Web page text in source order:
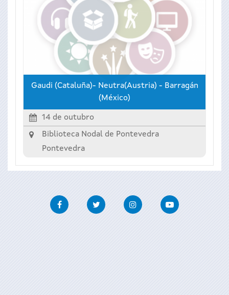
Gaudi (Cataluña)- Neutra(Austria) - Barragán
(México)
14 de outubro
Biblioteca Nodal de Pontevedra
Pontevedra
FacebookTwitter InstagramYoutube